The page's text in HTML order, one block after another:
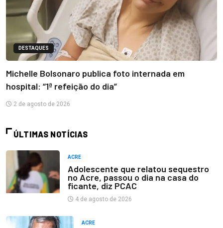
DESTAQUES
Michelle Bolsonaro publica foto internada em
hospital: “1ª refeição do dia”
2 de agosto de 2026
ÚLTIMAS NOTÍCIAS
ACRE
Adolescente que relatou sequestro
no Acre, passou o dia na casa do
ficante, diz PCAC
4 de agosto de 2026
ACRE